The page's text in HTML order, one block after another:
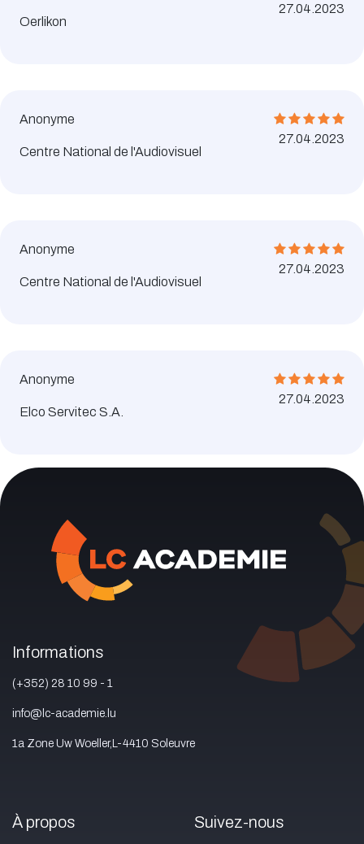
Oerlikon
27.04.2023
Anonyme
Centre National de l'Audiovisuel
27.04.2023
Anonyme
Centre National de l'Audiovisuel
27.04.2023
Anonyme
Elco Servitec S.A.
27.04.2023
Informations
(+352) 28 10 99 - 1
info@lc-academie.lu
1a Zone Uw Woeller,L-4410 Soleuvre
À propos Suivez-nous